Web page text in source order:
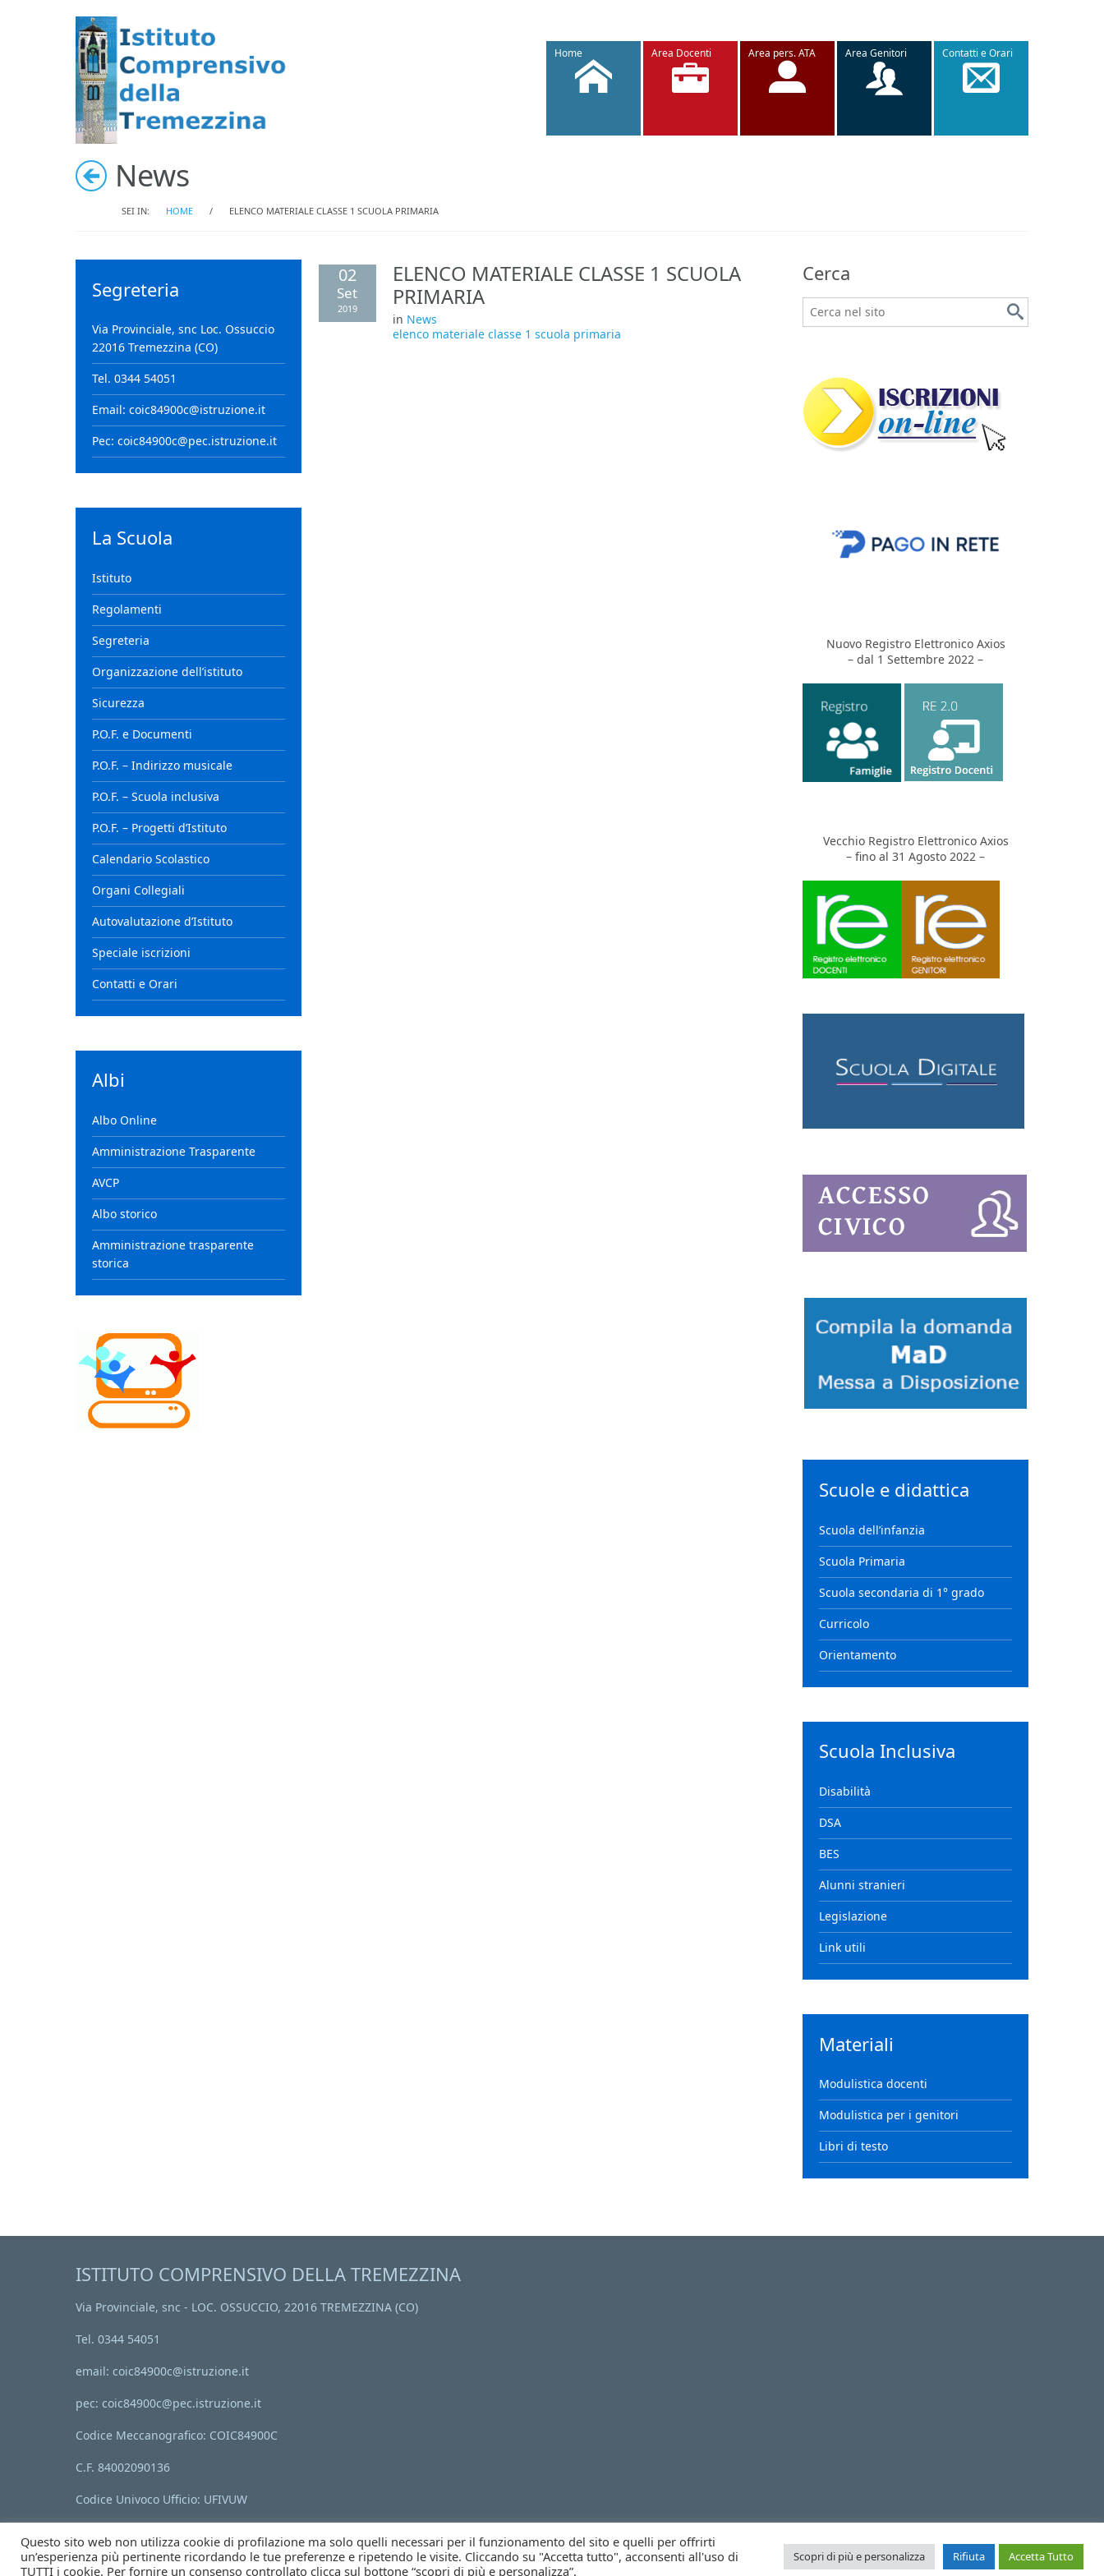
Home Area Docenti Area pers. ATA Area Genitori Contatti e Orari
News
SEI IN: HOME / ELENCO MATERIALE CLASSE 1 SCUOLA PRIMARIA
02
Set
2019
ELENCO MATERIALE CLASSE 1 SCUOLA
PRIMARIA
in News
elenco materiale classe 1 scuola primaria
Segreteria
Via Provinciale, snc Loc. Ossuccio
22016 Tremezzina (CO)
Tel. 0344 54051
Email: coic84900c@istruzione.it
Pec: coic84900c@pec.istruzione.it
La Scuola
Istituto
Regolamenti
Segreteria
Organizzazione dell’istituto
Sicurezza
P.O.F. e Documenti
P.O.F. – Indirizzo musicale
P.O.F. – Scuola inclusiva
P.O.F. – Progetti d’Istituto
Calendario Scolastico
Organi Collegiali
Autovalutazione d’Istituto
Speciale iscrizioni
Contatti e Orari
Albi
Albo Online
Amministrazione Trasparente
AVCP
Albo storico
Amministrazione trasparente
storica
Cerca
Nuovo Registro Elettronico Axios
– dal 1 Settembre 2022 –
Vecchio Registro Elettronico Axios
– fino al 31 Agosto 2022 –
Scuole e didattica
Scuola dell’infanzia
Scuola Primaria
Scuola secondaria di 1° grado
Curricolo
Orientamento
Scuola Inclusiva
Disabilità
DSA
BES
Alunni stranieri
Legislazione
Link utili
Materiali
Modulistica docenti
Modulistica per i genitori
Libri di testo
ISTITUTO COMPRENSIVO DELLA TREMEZZINA
Via Provinciale, snc - LOC. OSSUCCIO, 22016 TREMEZZINA (CO)
Tel. 0344 54051
email: coic84900c@istruzione.it
pec: coic84900c@pec.istruzione.it
Codice Meccanografico: COIC84900C
C.F. 84002090136
Codice Univoco Ufficio: UFIVUW
Note Legali Privacy Policy Segnala un abuso Accessibilità Istituto Comprensivo della Tremezzina
Questo sito web non utilizza cookie di profilazione ma solo quelli necessari per il funzionamento del sito e quelli per offrirti
un’esperienza più pertinente ricordando le tue preferenze e ripetendo le visite. Cliccando su "Accetta tutto", acconsenti all'uso di
TUTTI i cookie. Per fornire un consenso controllato clicca sul bottone “scopri di più e personalizza”.
Scopri di più e personalizza Rifiuta Accetta Tutto